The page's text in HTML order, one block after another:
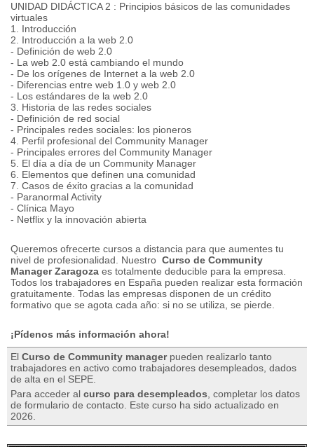
UNIDAD DIDÁCTICA 2 : Principios básicos de las comunidades
virtuales
1. Introducción
2. Introducción a la web 2.0
- Definición de web 2.0
- La web 2.0 está cambiando el mundo
- De los orígenes de Internet a la web 2.0
- Diferencias entre web 1.0 y web 2.0
- Los estándares de la web 2.0
3. Historia de las redes sociales
- Definición de red social
- Principales redes sociales: los pioneros
4. Perfil profesional del Community Manager
- Principales errores del Community Manager
5. El día a día de un Community Manager
6. Elementos que definen una comunidad
7. Casos de éxito gracias a la comunidad
- Paranormal Activity
- Clínica Mayo
- Netflix y la innovación abierta
Queremos ofrecerte cursos a distancia para que aumentes tu
nivel de profesionalidad. Nuestro Curso de Community
Manager Zaragoza es totalmente deducible para la empresa.
Todos los trabajadores en España pueden realizar esta formación
gratuitamente. Todas las empresas disponen de un crédito
formativo que se agota cada año: si no se utiliza, se pierde.
¡Pídenos más información ahora!
El Curso de Community managerpueden realizarlo tanto
trabajadores en activo como trabajadores desempleados, dados
de alta en el SEPE.
Para acceder al curso para desempleados , completar los datos
de formulario de contacto. Este curso ha sido actualizado en
2026.